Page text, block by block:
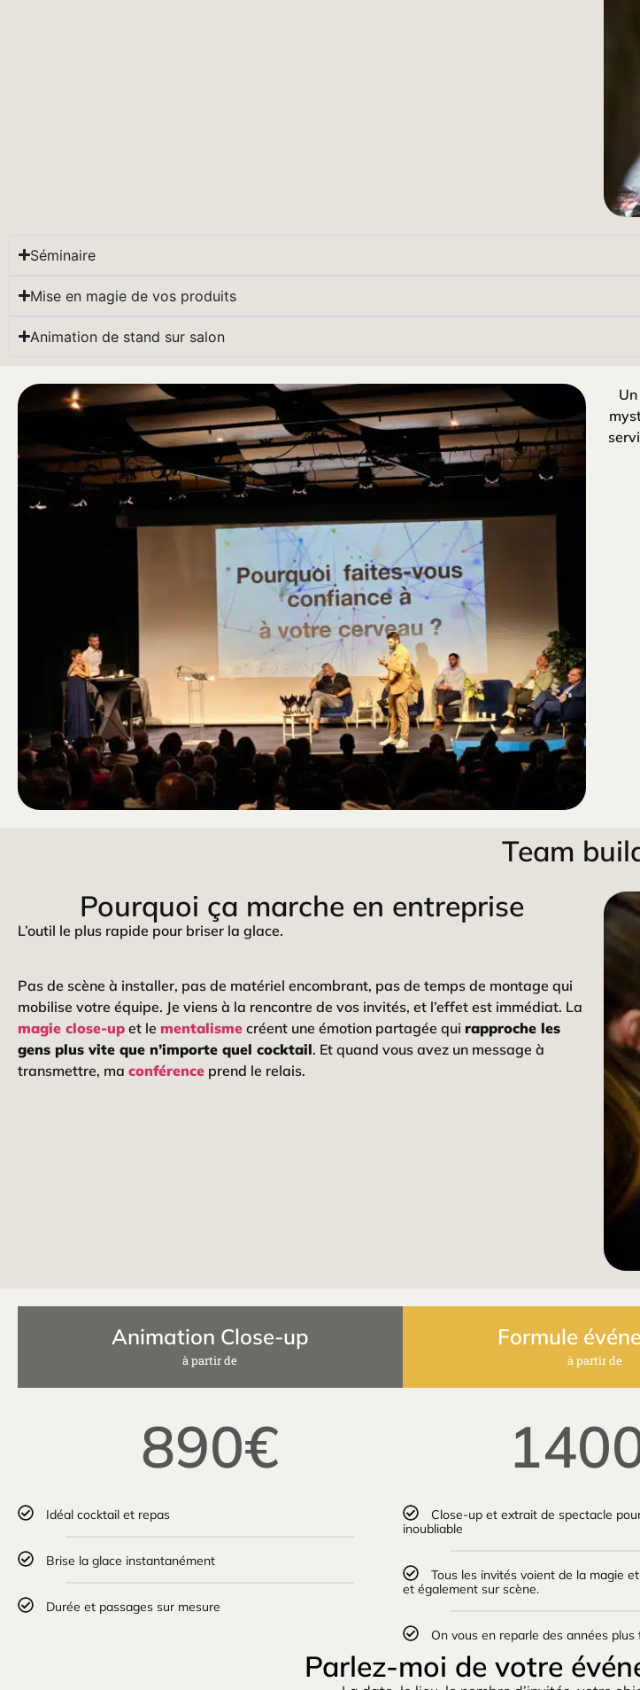
Séminaire
Mise en magie de vos produits
Animation de stand sur salon
Team
Pourquoi ça marche en entreprise
L’outil le plus rapide pour briser la glace.
Pas de scène à installer, pas de matériel encombrant, pas de temps de montage qui
mobilise votre équipe. Je viens à la rencontre de vos invités, et l’effet est immédiat. La
magie close-up et le mentalisme créent une émotion partagée qui rapproche les
gens plus vite que n’importe quel cocktail. Et quand vous avez un message à
transmettre, ma conférence prend le relais.
Animation Close-up
à partir de
890€
Idéal cocktail et repas
Brise la glace instantanément
Durée et passages sur mesure
Formule
à partir de
Close-up et extrait de spectacle
inoubliable
Tous les invités voient de la magie
et également sur scène.
On vous en reparle des années plus
Parlez-moi de votre